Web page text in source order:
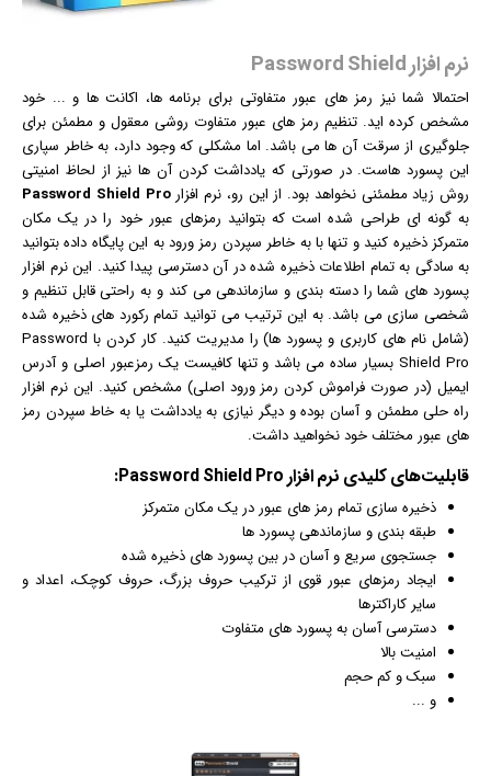
نرم افزار Password Shield
احتمالا شما نیز رمز های عبور متفاوتی برای برنامه ها، اکانت ها و ... خود
مشخص کرده اید. تنظیم رمز های عبور متفاوت روشی معقول و مطمئن برای
جلوگیری از سرقت آن ها می باشد. اما مشکلی که وجود دارد، به خاطر سپاری
این پسورد هاست. در صورتی که یادداشت کردن آن ها نیز از لحاظ امنیتی
روش زیاد مطمئنی نخواهد بود. از این رو، نرم افزار Password Shield Pro
به گونه ای طراحی شده است که بتوانید رمزهای عبور خود را در یک مکان
متمرکز ذخیره کنید و تنها با به خاطر سپردن رمز ورود به این پایگاه داده بتوانید
به سادگی به تمام اطلاعات ذخیره شده در آن دسترسی پیدا کنید. این نرم افزار
پسورد های شما را دسته بندی و سازماندهی می کند و به راحتی قابل تنظیم و
شخصی سازی می باشد. به این ترتیب می توانید تمام رکورد های ذخیره شده
(شامل نام های کاربری و پسورد ها) را مدیریت کنید. کار کردن با Password
Shield Pro بسیار ساده می باشد و تنها کافیست یک رمزعبور اصلی و آدرس
ایمیل (در صورت فراموش کردن رمز ورود اصلی) مشخص کنید. این نرم افزار
راه حلی مطمئن و آسان بوده و دیگر نیازی به یادداشت یا به خاط سپردن رمز
های عبور مختلف خود نخواهید داشت.
قابلیت‌های کلیدی نرم افزار
ذخیره سازی تمام رمز های عبور در یک مکان متمرکز
طبقه بندی و سازماندهی پسورد ها
جستجوی سریع و آسان در بین پسورد های ذخیره شده
ایجاد رمزهای عبور قوی از ترکیب حروف بزرگ، حروف کوچک، اعداد و
سایر کاراکترها
دسترسی آسان به پسورد های متفاوت
امنیت بالا
سبک و کم حجم
و ...